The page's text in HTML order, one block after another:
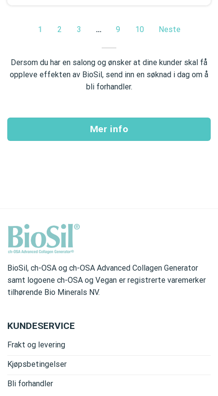
1 2 3 … 9 10 Neste
Dersom du har en salong og ønsker at dine kunder skal få
oppleve effekten av BioSil, send inn en søknad i dag om å
bli forhandler.
Mer info
BioSil, ch-OSA og ch-OSA Advanced Collagen Generator
samt logoene ch-OSA og Vegan er registrerte varemerker
tilhørende Bio Minerals NV.
KUNDESERVICE
Frakt og levering
Kjøpsbetingelser
Bli forhandler